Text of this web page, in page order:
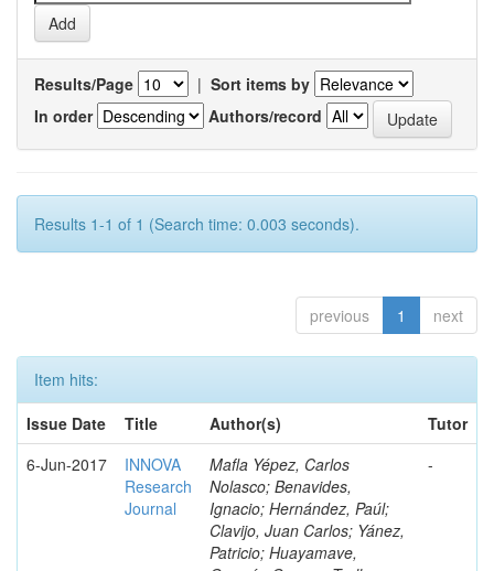
Results/Page | Sort items by
In order
Authors/record
Results 1-1 of 1 (Search time: 0.003 seconds).
previous 1 next
Item hits:
Issue Date
Title Author(s)
Tutor
6-Jun-2017
INNOVA
Research
Journal
Mafla Yépez, Carlos
Nolasco; Benavides,
Ignacio; Hernández, Paúl;
Clavijo, Juan Carlos; Yánez,
Patricio; Huayamave,
-